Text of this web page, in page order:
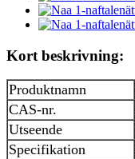
Kort beskrivning:
Produktnamn
CAS-nr.
Utseende
Specifikation